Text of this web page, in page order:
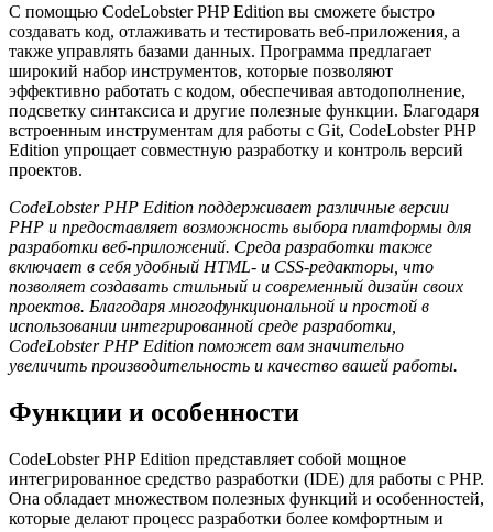
С помощью CodeLobster PHP Edition вы сможете быстро
создавать код, отлаживать и тестировать веб-приложения, а
также управлять базами данных. Программа предлагает
широкий набор инструментов, которые позволяют
эффективно работать с кодом, обеспечивая автодополнение,
подсветку синтаксиса и другие полезные функции. Благодаря
встроенным инструментам для работы с Git, CodeLobster PHP
Edition упрощает совместную разработку и контроль версий
проектов.
CodeLobster PHP Edition поддерживает различные версии
PHP и предоставляет возможность выбора платформы для
разработки веб-приложений. Среда разработки также
включает в себя удобный HTML- и CSS-редакторы, что
позволяет создавать стильный и современный дизайн своих
проектов. Благодаря многофункциональной и простой в
использовании интегрированной среде разработки,
CodeLobster PHP Edition поможет вам значительно
увеличить производительность и качество вашей работы.
Функции и особенности
CodeLobster PHP Edition представляет собой мощное
интегрированное средство разработки (IDE) для работы с PHP.
Она обладает множеством полезных функций и особенностей,
которые делают процесс разработки более комфортным и